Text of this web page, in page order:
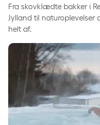
Fra skovklædte bakker i
Jylland til naturoplevelser
helt af.